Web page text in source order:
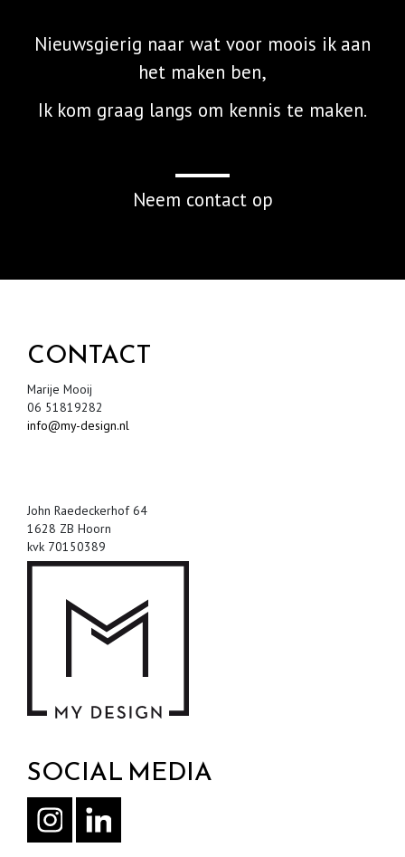
Nieuwsgierig naar wat voor moois ik aan
het maken ben,
Ik kom graag langs om kennis te maken.
Neem contact op
CONTACT
Marije Mooij
06 51819282
info@my-design.nl
John Raedeckerhof 64
1628 ZB Hoorn
kvk 70150389
SOCIAL MEDIA